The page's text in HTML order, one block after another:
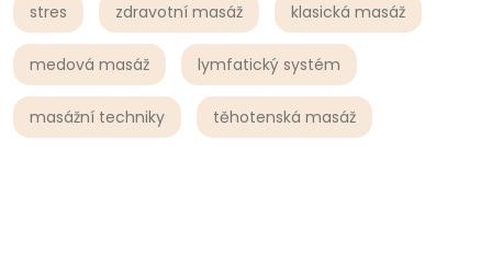
stres zdravotní masáž klasická masáž
medová masáž lymfatický systém
masážní techniky těhotenská masáž